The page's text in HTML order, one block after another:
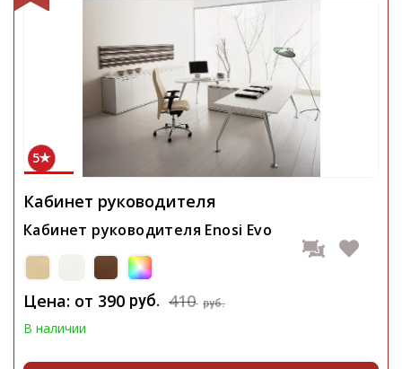
5
Кабинет руководителя
Кабинет руководителя Enosi Evo
Цена: от 390 руб. 410 руб.
В наличии